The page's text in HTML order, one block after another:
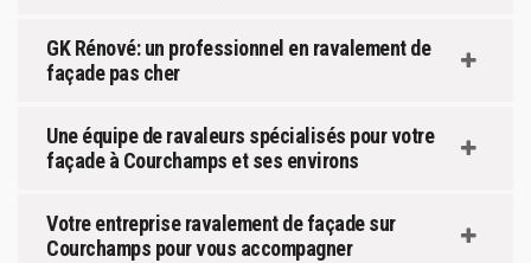
GK Rénové: un professionnel en ravalement de
façade pas cher
Une équipe de ravaleurs spécialisés pour votre
façade à Courchamps et ses environs
Votre entreprise ravalement de façade sur
Courchamps pour vous accompagner